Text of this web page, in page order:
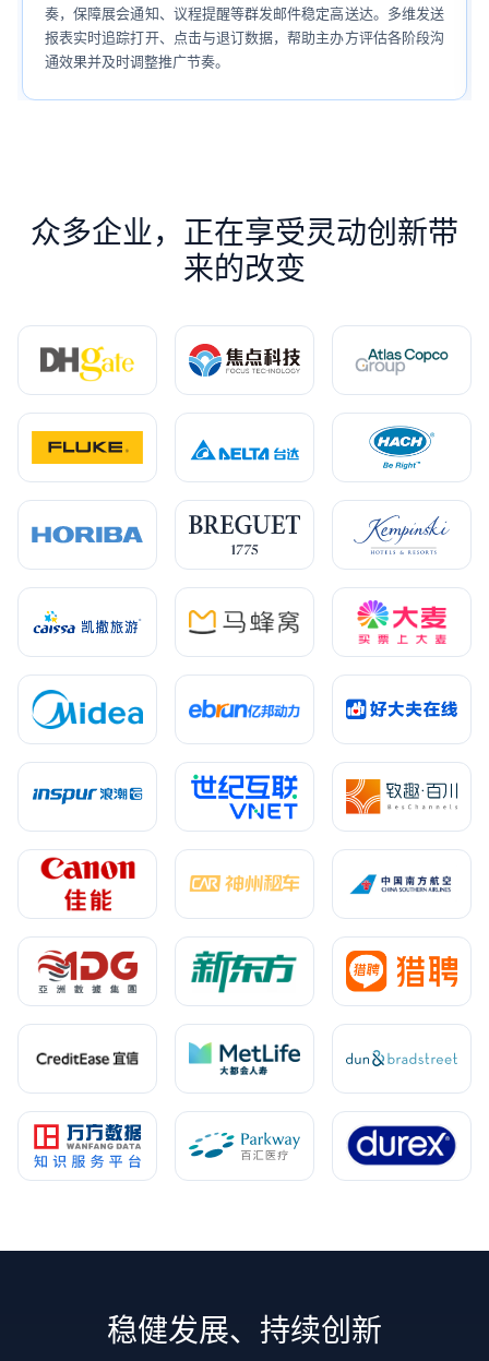
奏，保障展会通知、议程提醒等群发邮件稳定高送达。多维发送
报表实时追踪打开、点击与退订数据，帮助主办方评估各阶段沟
通效果并及时调整推广节奏。
众多企业，正在享受灵动创新带
来的改变
稳健发展、持续创新